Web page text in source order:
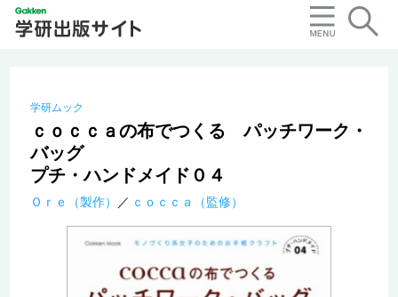
学研ムック
ｃｏｃｃａの布でつくる パッチワーク・
バッグ
プチ・ハンドメイド０４
Ｏｒｅ（製作） ｃｏｃｃａ（監修）